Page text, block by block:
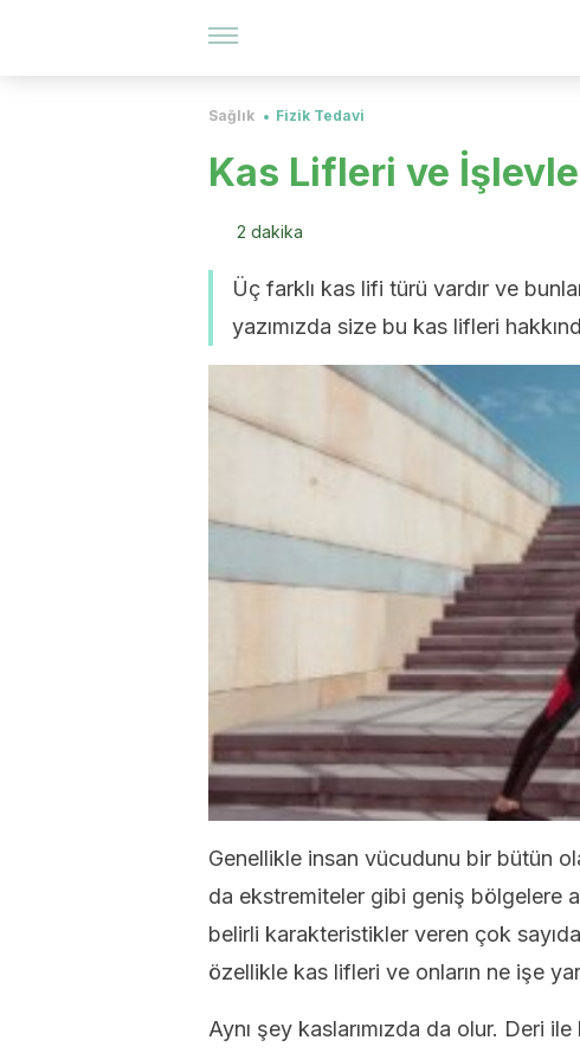
Sağlık Fizik Tedavi
Kas Lifleri ve
2 dakika
Üç farklı kas lifi türü vardır ve
yazımızda size bu kas lifleri
Genellikle insan vücudunu bir bütün
da ekstremiteler gibi geniş bölgelere
belirli karakteristikler veren çok
özellikle kas lifleri ve onların ne işe
Aynı şey kaslarımızda da olur. Deri